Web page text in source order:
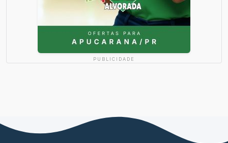
PUBLICIDADE